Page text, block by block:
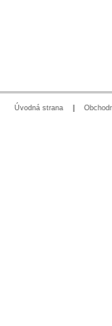
Úvodná strana